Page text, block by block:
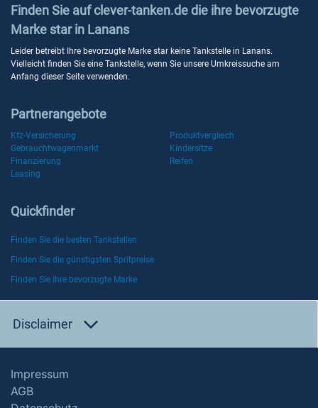
Finden Sie auf clever-tanken.de die ihre bevorzugte
Marke star in Lanans
Leider betreibt Ihre bevorzugte Marke star keine Tankstelle in Lanans.
Vielleicht finden Sie eine Tankstelle, wenn Sie unsere Umkreissuche am
Anfang dieser Seite verwenden.
Partnerangebote
Kfz-Versicherung
Produktvergleich
Gebrauchtwagenmarkt
Kindersitze
Finanzierung
Reifen
Leasing
Quickfinder
Finden Sie die besten Tankstellen
Finden Sie die günstigsten Spritpreise
Finden Sie Ihre bevorzugte Marke
Disclaimer
Impressum
AGB